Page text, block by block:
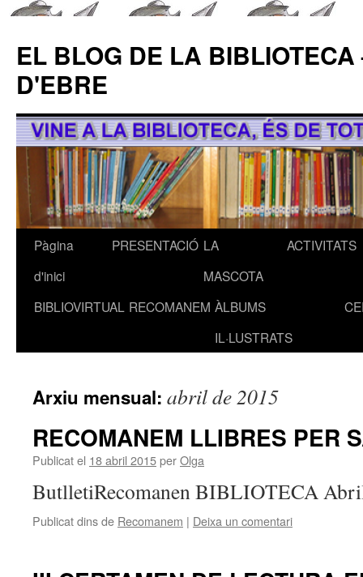
EL BLOG DE LA
D'EBRE
Vés
contingut
Pàgina
d'inici
PRESENTACIÓ LA
MASCOTA
ACTIVITATS
BIBLIOVIRTUAL RECOMANEM ÀLBUMS
IL·LUSTRATS
Arxiu mensual: abril de 2015
RECOMANEM LLIBRES PER
Publicat el 18 abril 2015perOlga
ButlletiRecomanen BIBLIOTECA
Publicat dins de Recomanem | Deixa un comentari